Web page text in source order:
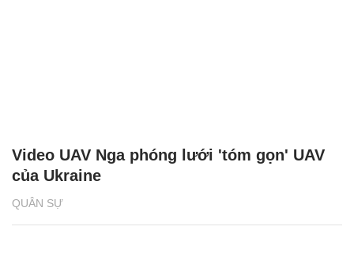
QUÂN SỰ
Video UAV Nga phóng lưới 'tóm gọn' UAV
của Ukraine